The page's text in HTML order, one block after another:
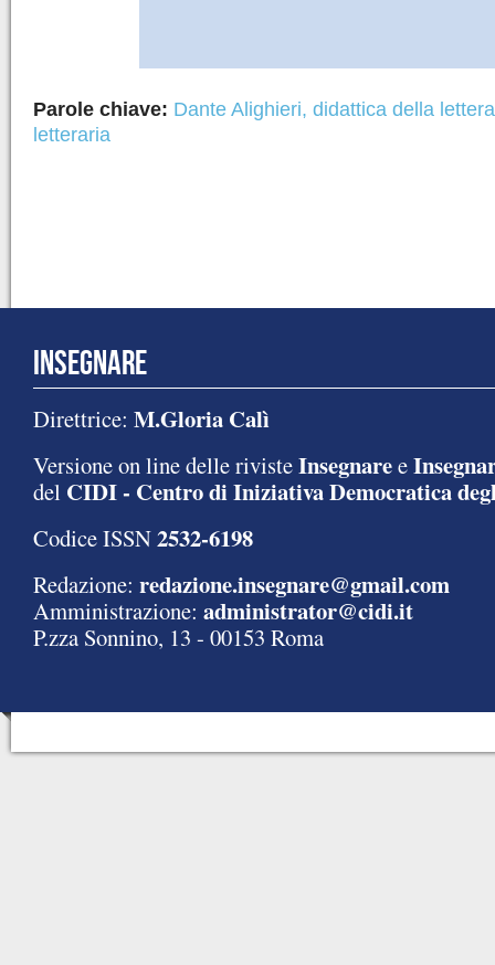
Parole chiave: Dante Alighieri, didattica della
letteraria
INSEGNARE
Direttrice: M.Gloria Calì
Versione on line delle rivisteInsegnaree
del CIDI - Centro di Iniziativa Democratica
Codice ISSN2532-6198
Redazione: redazione.insegnare@gmail.com
Amministrazione: administrator@cidi.it
P.zza Sonnino, 13 - 00153 Roma